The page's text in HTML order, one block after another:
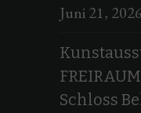
Juni 21, 2026
Schloss